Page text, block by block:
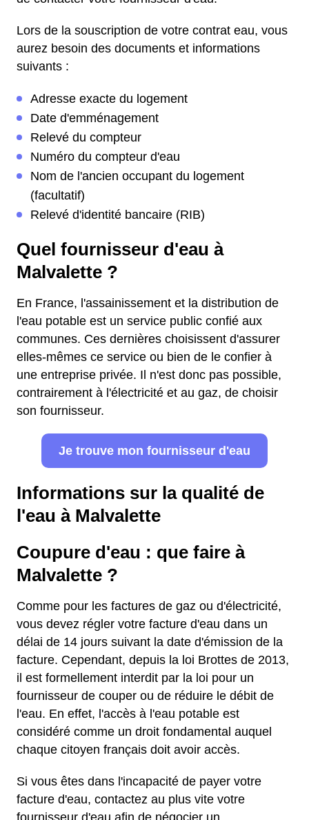
Lors de la souscription de votre contrat eau, vous
aurez besoin des documents et informations
suivants :
Adresse exacte du logement
Date d'emménagement
Relevé du compteur
Numéro du compteur d'eau
Nom de l'ancien occupant du logement
(facultatif)
Relevé d'identité bancaire (RIB)
Quel fournisseur d'eau à
Malvalette ?
En France, l'assainissement et la distribution de
l'eau potable est un service public confié aux
communes. Ces dernières choisissent d'assurer
elles-mêmes ce service ou bien de le confier à
une entreprise privée. Il n'est donc pas possible,
contrairement à l'électricité et au gaz, de choisir
son fournisseur.
Je trouve mon fournisseur d'eau
Informations sur la qualité de
l'eau à Malvalette
Coupure d'eau : que faire à
Malvalette ?
Comme pour les factures de gaz ou d'électricité,
vous devez régler votre facture d'eau dans un
délai de 14 jours suivant la date d'émission de la
facture. Cependant, depuis la loi Brottes de 2013,
il est formellement interdit par la loi pour un
fournisseur de couper ou de réduire le débit de
l'eau. En effet, l'accès à l'eau potable est
considéré comme un droit fondamental auquel
chaque citoyen français doit avoir accès.
Si vous êtes dans l'incapacité de payer votre
facture d'eau, contactez au plus vite votre
fournisseur d'eau afin de négocier un